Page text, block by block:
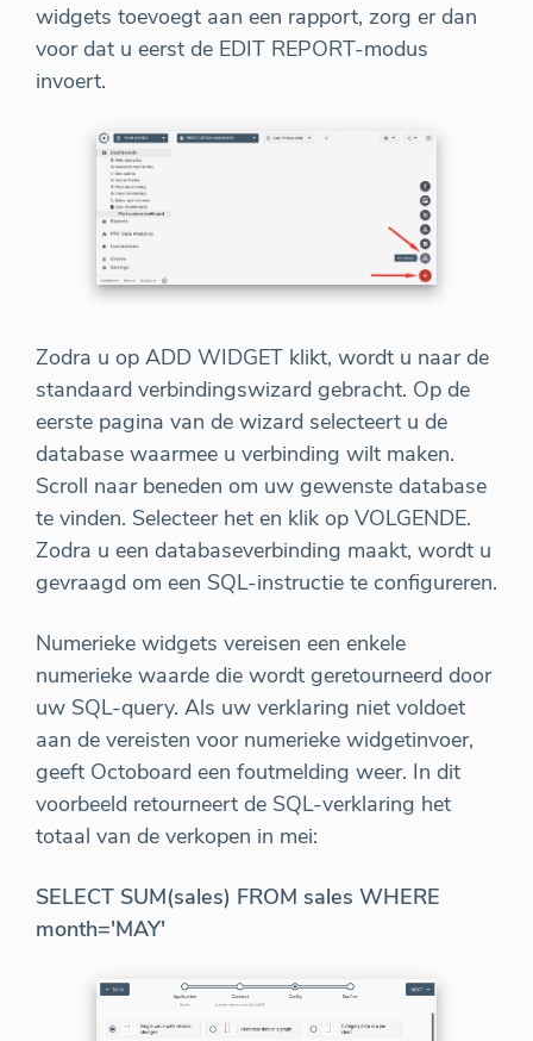
widgets toevoegt aan een rapport, zorg er dan
voor dat u eerst de EDIT REPORT-modus
invoert.
Zodra u op ADD WIDGET klikt, wordt u naar de
standaard verbindingswizard gebracht. Op de
eerste pagina van de wizard selecteert u de
database waarmee u verbinding wilt maken.
Scroll naar beneden om uw gewenste database
te vinden. Selecteer het en klik op VOLGENDE.
Zodra u een databaseverbinding maakt, wordt u
gevraagd om een SQL-instructie te configureren.
Numerieke widgets vereisen een enkele
numerieke waarde die wordt geretourneerd door
uw SQL-query. Als uw verklaring niet voldoet
aan de vereisten voor numerieke widgetinvoer,
geeft Octoboard een foutmelding weer. In dit
voorbeeld retourneert de SQL-verklaring het
totaal van de verkopen in mei:
SELECT SUM(sales) FROM sales WHERE
month='MAY'